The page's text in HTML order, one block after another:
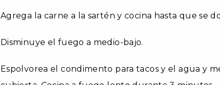
Agrega la carne a la sartén y cocina hasta que se
Disminuye el fuego a medio-bajo.
Espolvorea el condimento para tacos y el agua y